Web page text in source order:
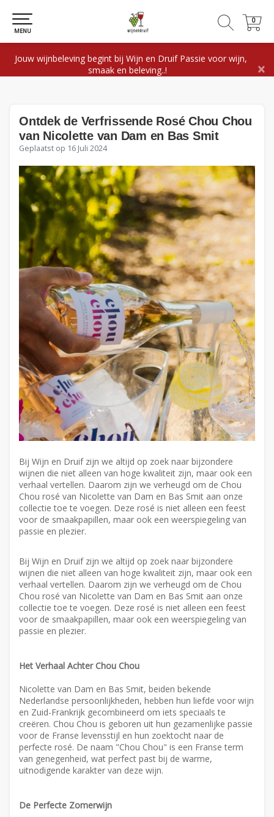
0
0
MENU
Jouw wijnbeleving begint bij Wijn en Druif Passie voor wijn,
smaak en beleving..!
×
Ontdek de Verfrissende Rosé Chou Chou
van Nicolette van Dam en Bas Smit
Geplaatst op 16 Juli 2024
Bij Wijn en Druif zijn we altijd op zoek naar bijzondere
wijnen die niet alleen van hoge kwaliteit zijn, maar ook een
verhaal vertellen. Daarom zijn we verheugd om de Chou
Chou rosé van Nicolette van Dam en Bas Smit aan onze
collectie toe te voegen. Deze rosé is niet alleen een feest
voor de smaakpapillen, maar ook een weerspiegeling van
passie en plezier.
Bij Wijn en Druif zijn we altijd op zoek naar bijzondere
wijnen die niet alleen van hoge kwaliteit zijn, maar ook een
verhaal vertellen. Daarom zijn we verheugd om de Chou
Chou rosé van Nicolette van Dam en Bas Smit aan onze
collectie toe te voegen. Deze rosé is niet alleen een feest
voor de smaakpapillen, maar ook een weerspiegeling van
passie en plezier.
Het Verhaal Achter Chou Chou
Nicolette van Dam en Bas Smit, beiden bekende
Nederlandse persoonlijkheden, hebben hun liefde voor wijn
en Zuid-Frankrijk gecombineerd om iets speciaals te
creëren. Chou Chou is geboren uit hun gezamenlijke passie
voor de Franse levensstijl en hun zoektocht naar de
perfecte rosé. De naam "Chou Chou" is een Franse term
van genegenheid, wat perfect past bij de warme,
uitnodigende karakter van deze wijn.
De Perfecte Zomerwijn